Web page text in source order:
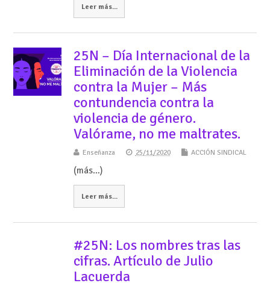
Leer más...
25N – Día Internacional de la
Eliminación de la Violencia
contra la Mujer – Más
contundencia contra la
violencia de género.
Valórame, no me maltrates.
Enseñanza 25/11/2020 ACCIÓN SINDICAL
(más…)
Leer más...
#25N: Los nombres tras las
cifras. Artículo de Julio
Lacuerda